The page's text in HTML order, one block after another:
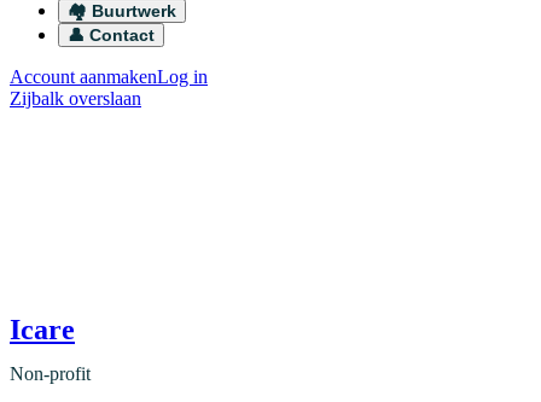
🏘️ Buurtwerk
👤 Contact
Account aanmakenLog in
Zijbalk overslaan
Icare
Non-profit